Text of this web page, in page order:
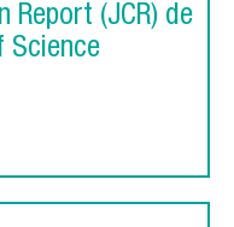
Report (JCR) de
Science